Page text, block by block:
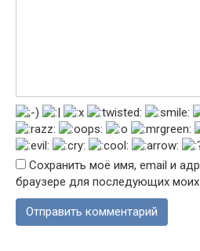
Сохранить моё имя, email и
браузере для последующих